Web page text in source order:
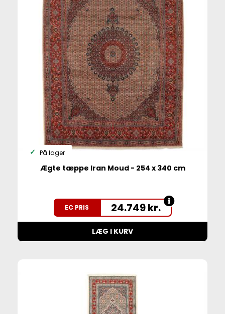
På lager
Ægte tæppe Iran Moud - 254 x 340 cm
EC PRIS 24.749kr.
LÆG I KURV